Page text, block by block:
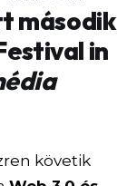
második
in
követik